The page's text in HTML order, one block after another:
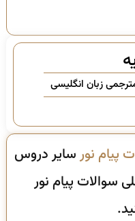
زبان انگلیسی
پیام نورسایر دروس
سوالات پیام نور